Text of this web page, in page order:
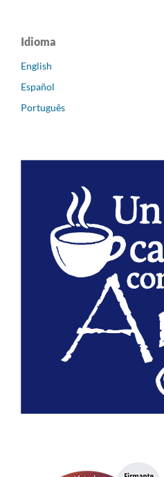
Idioma
English
Español
Português